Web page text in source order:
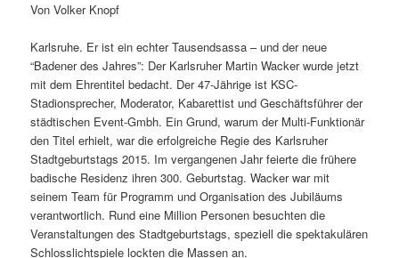
Von Volker Knopf
Karlsruhe. Er ist ein echter Tausendsassa – und der neue
“Badener des Jahres”: Der Karlsruher Martin Wacker wurde jetzt
mit dem Ehrentitel bedacht. Der 47-Jährige ist KSC-
Stadionsprecher, Moderator, Kabarettist und Geschäftsführer der
städtischen Event-Gmbh. Ein Grund, warum der Multi-Funktionär
den Titel erhielt, war die erfolgreiche Regie des Karlsruher
Stadtgeburtstags 2015. Im vergangenen Jahr feierte die frühere
badische Residenz ihren 300. Geburtstag. Wacker war mit
seinem Team für Programm und Organisation des Jubiläums
verantwortlich. Rund eine Million Personen besuchten die
Veranstaltungen des Stadtgeburtstags, speziell die spektakulären
Schlosslichtspiele lockten die Massen an.